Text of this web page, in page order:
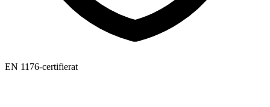
EN 1176-certifierat